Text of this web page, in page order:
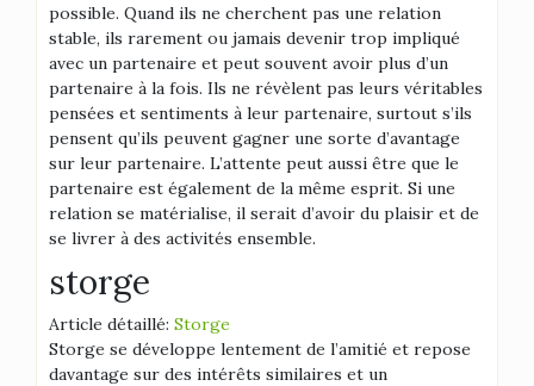
possible. Quand ils ne cherchent pas une relation
stable, ils rarement ou jamais devenir trop impliqué
avec un partenaire et peut souvent avoir plus d’un
partenaire à la fois. Ils ne révèlent pas leurs véritables
pensées et sentiments à leur partenaire, surtout s’ils
pensent qu’ils peuvent gagner une sorte d’avantage
sur leur partenaire. L’attente peut aussi être que le
partenaire est également de la même esprit. Si une
relation se matérialise, il serait d’avoir du plaisir et de
se livrer à des activités ensemble.
storge
Article détaillé: Storge
Storge se développe lentement de l’amitié et repose
davantage sur des intérêts similaires et un